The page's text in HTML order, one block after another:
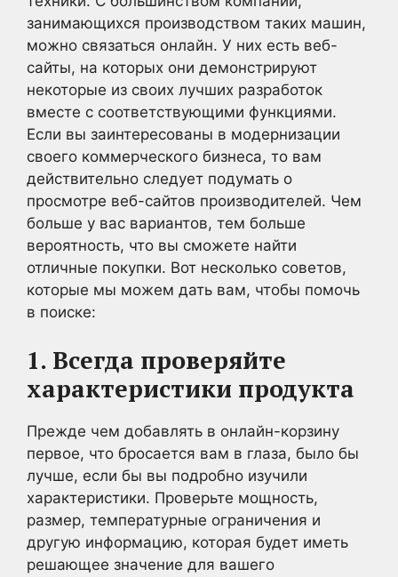
занимающихся производством таких машин,
можно связаться онлайн. У них есть веб-
сайты, на которых они демонстрируют
некоторые из своих лучших разработок
вместе с соответствующими функциями.
Если вы заинтересованы в модернизации
своего коммерческого бизнеса, то вам
действительно следует подумать о
просмотре веб-сайтов производителей. Чем
больше у вас вариантов, тем больше
вероятность, что вы сможете найти
отличные покупки. Вот несколько советов,
которые мы можем дать вам, чтобы помочь
в поиске:
1. Всегда проверяйте
характеристики продукта
Прежде чем добавлять в онлайн-корзину
первое, что бросается вам в глаза, было бы
лучше, если бы вы подробно изучили
характеристики. Проверьте мощность,
размер, температурные ограничения и
другую информацию, которая будет иметь
решающее значение для вашего